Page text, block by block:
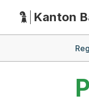
Hauptnavigation
Kanton